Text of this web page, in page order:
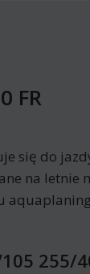
FR
się do
na
255/